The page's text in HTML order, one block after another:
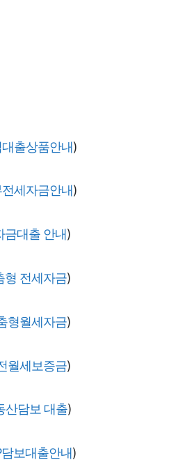
출상품안내)
세자금안내)
금대출 안내)
형 전세자금)
형월세자금)
월세보증금)
산담보 대출)
보대출안내)